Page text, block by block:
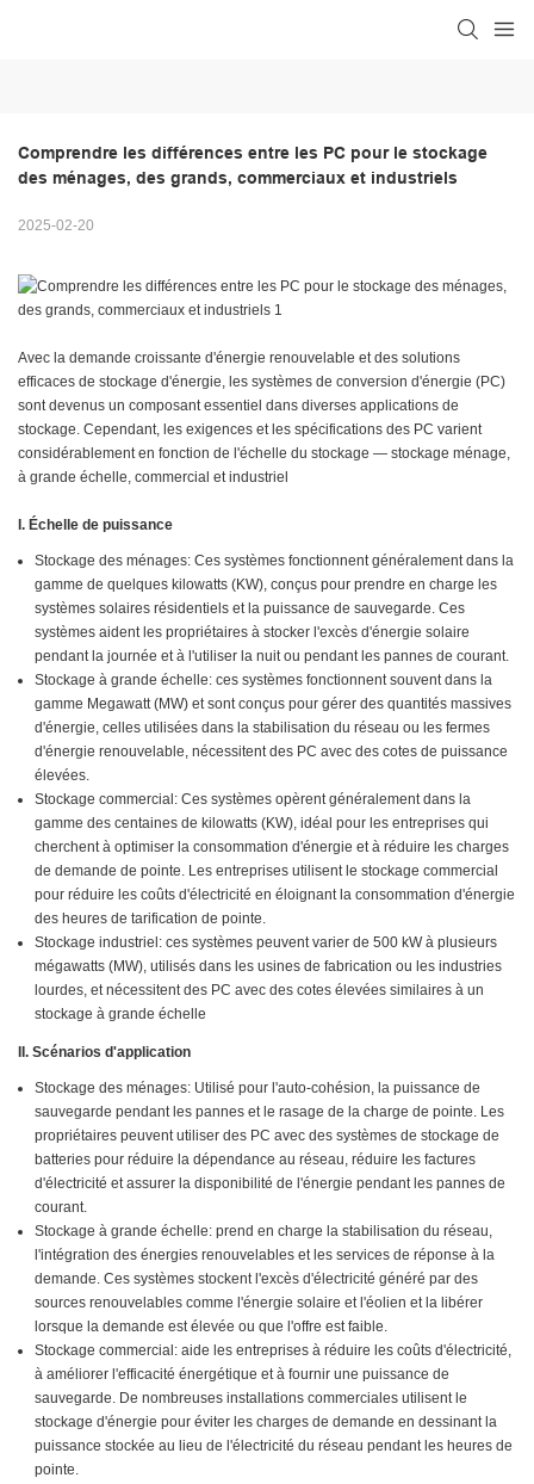
Comprendre les différences entre les PC pour le stockage
des ménages, des grands, commerciaux et industriels
2025-02-20
Avec la demande croissante d'énergie renouvelable et des solutions
efficaces de stockage d'énergie, les systèmes de conversion d'énergie (PC)
sont devenus un composant essentiel dans diverses applications de
stockage. Cependant, les exigences et les spécifications des PC varient
considérablement en fonction de l'échelle du stockage — stockage ménage,
à grande échelle, commercial et industriel
I. Échelle de puissance
Stockage des ménages: Ces systèmes fonctionnent généralement dans la
gamme de quelques kilowatts (KW), conçus pour prendre en charge les
systèmes solaires résidentiels et la puissance de sauvegarde. Ces
systèmes aident les propriétaires à stocker l'excès d'énergie solaire
pendant la journée et à l'utiliser la nuit ou pendant les pannes de courant.
Stockage à grande échelle: ces systèmes fonctionnent souvent dans la
gamme Megawatt (MW) et sont conçus pour gérer des quantités massives
d'énergie, celles utilisées dans la stabilisation du réseau ou les fermes
d'énergie renouvelable, nécessitent des PC avec des cotes de puissance
élevées.
Stockage commercial: Ces systèmes opèrent généralement dans la
gamme des centaines de kilowatts (KW), idéal pour les entreprises qui
cherchent à optimiser la consommation d'énergie et à réduire les charges
de demande de pointe. Les entreprises utilisent le stockage commercial
pour réduire les coûts d'électricité en éloignant la consommation d'énergie
des heures de tarification de pointe.
Stockage industriel: ces systèmes peuvent varier de 500 kW à plusieurs
mégawatts (MW), utilisés dans les usines de fabrication ou les industries
lourdes, et nécessitent des PC avec des cotes élevées similaires à un
stockage à grande échelle
II. Scénarios d'application
Stockage des ménages: Utilisé pour l'auto-cohésion, la puissance de
sauvegarde pendant les pannes et le rasage de la charge de pointe. Les
propriétaires peuvent utiliser des PC avec des systèmes de stockage de
batteries pour réduire la dépendance au réseau, réduire les factures
d'électricité et assurer la disponibilité de l'énergie pendant les pannes de
courant.
Stockage à grande échelle: prend en charge la stabilisation du réseau,
l'intégration des énergies renouvelables et les services de réponse à la
demande. Ces systèmes stockent l'excès d'électricité généré par des
sources renouvelables comme l'énergie solaire et l'éolien et la libérer
lorsque la demande est élevée ou que l'offre est faible.
Stockage commercial: aide les entreprises à réduire les coûts d'électricité,
à améliorer l'efficacité énergétique et à fournir une puissance de
sauvegarde. De nombreuses installations commerciales utilisent le
stockage d'énergie pour éviter les charges de demande en dessinant la
puissance stockée au lieu de l'électricité du réseau pendant les heures de
pointe.